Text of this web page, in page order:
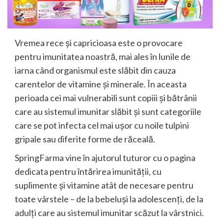
Vremea rece și capricioasa este o provocare
pentru imunitatea noastră, mai ales în lunile de
iarna când organismul este slăbit din cauza
carentelor de vitamine și minerale. În aceasta
perioada cei mai vulnerabili sunt copiii și bătrânii
care au sistemul imunitar slăbit și sunt categoriile
care se pot infecta cel mai ușor cu noile tulpini
gripale sau diferite forme de răceală.
SpringFarma vine în ajutorul tuturor cu o pagina
dedicata pentru întărirea imunității, cu
suplimente și vitamine atât de necesare pentru
toate vârstele – de la bebeluși la adolescenți, de la
adulți care au sistemul imunitar scăzut la vârstnici.